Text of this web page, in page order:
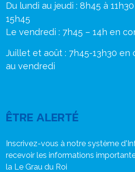
Du lundi au jeudi : 8h45 à
15h45
Le vendredi : 7h45 – 14h en
Juillet et août : 7h45-13h30 en
au vendredi
ÊTRE ALERTÉ
Inscrivez-vous à notre système
recevoir les informations
la Le Grau du Roi